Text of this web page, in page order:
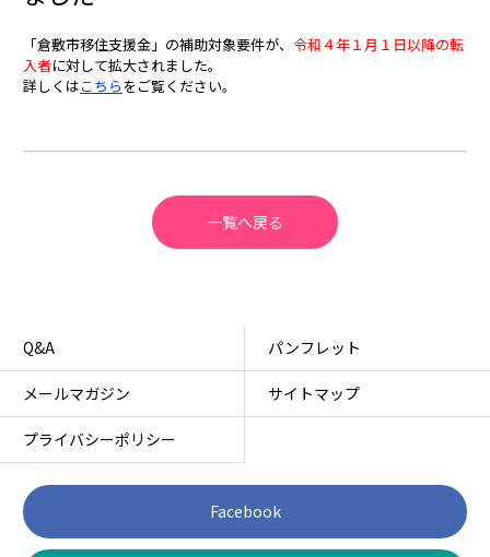
「倉敷市移住支援金」の補助対象要件が、 令和４年１月１日以降の転
入者に対して拡大されました。
詳しくはこちらをご覧ください。
一覧へ戻る
Q&A パンフレット
メールマガジン サイトマップ
プライバシーポリシー
Facebook